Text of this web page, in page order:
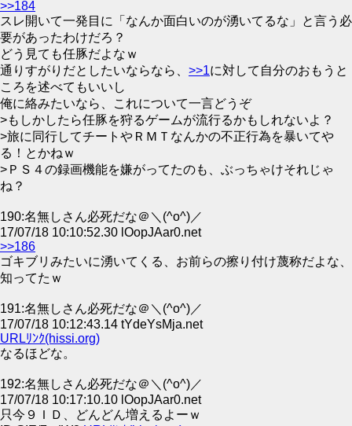
>>184
スレ開いて一発目に「なんか面白いのが湧いてるな」と言う必
要があったわけだろ？
どう見ても任豚だよなｗ
通りすがりだとしたいならなら、 >>1に対して自分のおもうと
ころを述べてもいいし
俺に絡みたいなら、これについて一言どうぞ
>もしかしたら任豚を狩るゲームが流行るかもしれないよ？
>旅に同行してチートやＲＭＴなんかの不正行為を暴いてや
る！とかねｗ
>ＰＳ４の録画機能を嫌がってたのも、ぶっちゃけそれじゃ
ね？
190:名無しさん必死だな＠＼(^o^)／
17/07/18 10:10:52.30 lOopJAar0.net
>>186
ゴキブリみたいに湧いてくる、お前らの擦り付け蔑称だよな、
知ってたｗ
191:名無しさん必死だな＠＼(^o^)／
17/07/18 10:12:43.14 tYdeYsMja.net
URLﾘﾝｸ(hissi.org)
なるほどな。
192:名無しさん必死だな＠＼(^o^)／
17/07/18 10:17:10.10 lOopJAar0.net
只今９ＩＤ、どんどん増えるよーｗ